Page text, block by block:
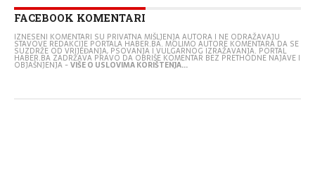
FACEBOOK KOMENTARI
IZNESENI KOMENTARI SU PRIVATNA MIŠLJENJA AUTORA I NE ODRAŽAVAJU
STAVOVE REDAKCIJE PORTALA HABER.BA. MOLIMO AUTORE KOMENTARA DA SE
SUZDRŽE OD VRIJEĐANJA, PSOVANJA I VULGARNOG IZRAŽAVANJA. PORTAL
HABER.BA ZADRŽAVA PRAVO DA OBRIŠE KOMENTAR BEZ PRETHODNE NAJAVE I
OBJAŠNJENJA -VIŠE O USLOVIMA KORIŠTENJA...